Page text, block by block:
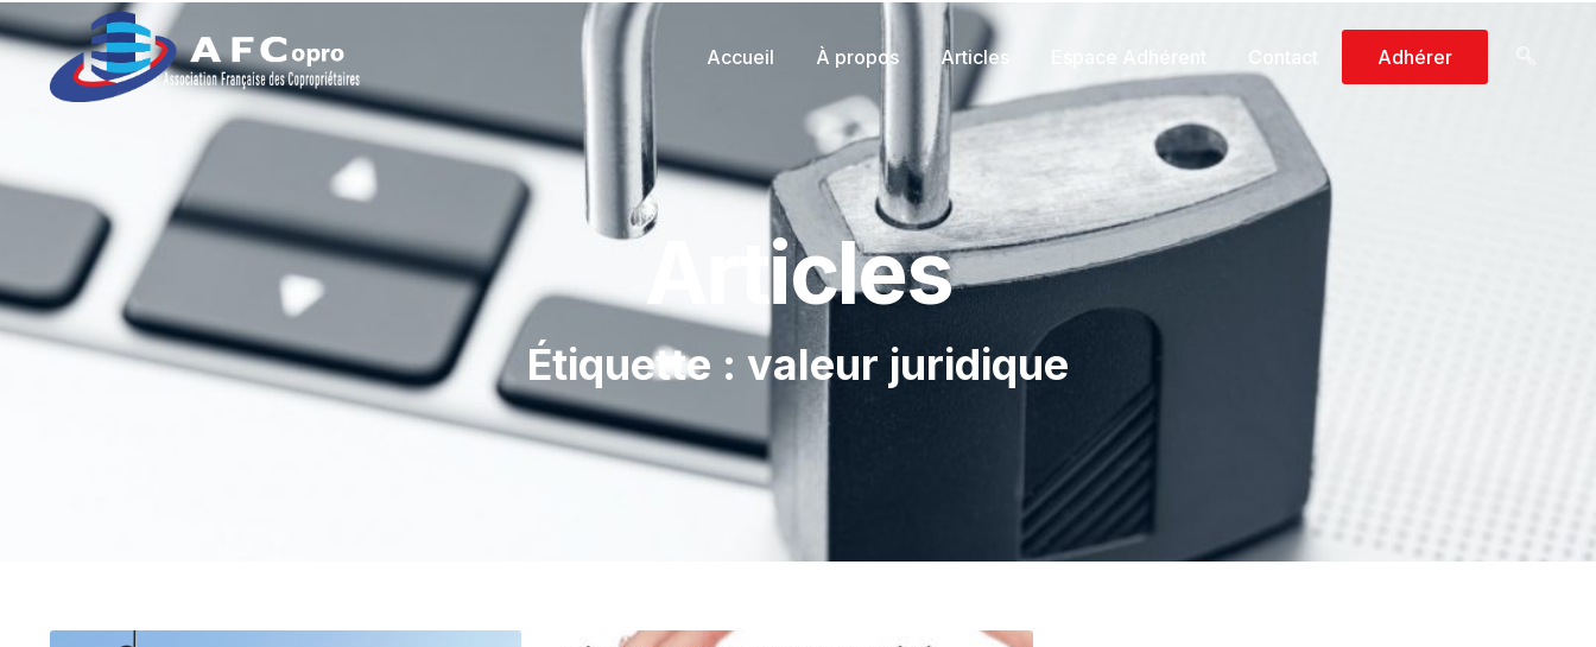
Accueil À propos Articles Adhérer
Articles
Étiquette : valeur juridique